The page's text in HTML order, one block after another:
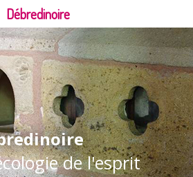
de l'esprit
Débredinoire